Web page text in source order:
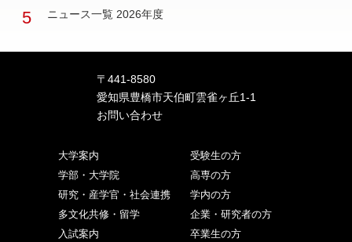
5 ニュース一覧 2026年度
〒441-8580
愛知県豊橋市天伯町雲雀ヶ丘1-1
お問い合わせ
大学案内
学部・大学院
研究・産学官・社会連携
多文化共修・留学
入試案内
受験生の方
高専の方
学内の方
企業・研究者の方
卒業生の方